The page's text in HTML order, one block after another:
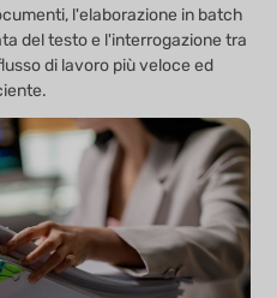
l'elaborazione in batch
del testo e l'interrogazione tra
di lavoro più veloce ed